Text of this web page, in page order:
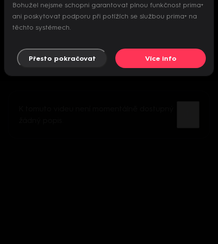
Nepodařilo se inicializovat přehrávač
Bohužel nejsme schopni garantovat plnou funkčnost prima+
ani poskytovat podporu při potížích se službou prima+ na
těchto systémech.
Přesto pokračovat Více info